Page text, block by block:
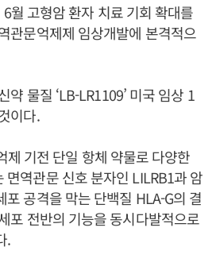
월 고형암 환자 치료 기회 확대를
관문억제제 임상개발에 본격적으
약 물질 ‘LB-LR1109’ 미국 임상 1
이다.
제 기전 단일 항체 약물로 다양한
면역관문 신호 분자인 LILRB1과 암
공격을 막는 단백질 HLA-G의 결
포 전반의 기능을 동시다발적으로
.